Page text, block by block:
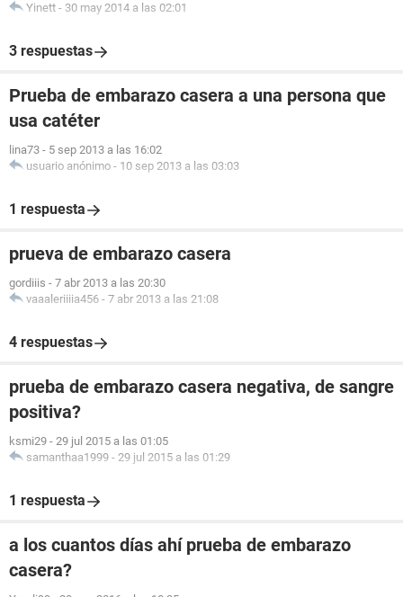
Yinett - 30 may 2014 a las 02:01
3 respuestas
Prueba de embarazo casera a una persona que
usa catéter
lina73 - 5 sep 2013 a las 16:02
usuario anónimo - 10 sep 2013 a las 03:03
1 respuesta
prueva de embarazo casera
gordiiis - 7 abr 2013 a las 20:30
vaaaleriiiia456 - 7 abr 2013 a las 21:08
4 respuestas
prueba de embarazo casera negativa, de sangre
positiva?
ksmi29 - 29 jul 2015 a las 01:05
samanthaa1999 - 29 jul 2015 a las 01:29
1 respuesta
a los cuantos días ahí prueba de embarazo
casera?